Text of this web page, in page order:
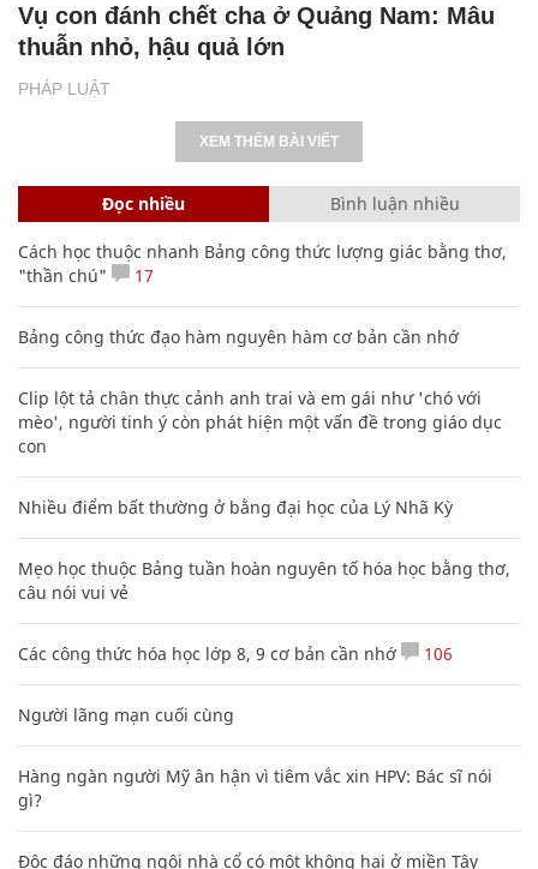
PHÁP LUẬT
Vụ con đánh chết cha ở Quảng Nam: Mâu
thuẫn nhỏ, hậu quả lớn
XEM THÊM BÀI VIẾT
Đọc nhiều Bình luận nhiều
Cách học thuộc nhanh Bảng công thức lượng giác bằng thơ,
"thần chú"
17
Bảng công thức đạo hàm nguyên hàm cơ bản cần nhớ
Clip lột tả chân thực cảnh anh trai và em gái như 'chó với
mèo', người tinh ý còn phát hiện một vấn đề trong giáo dục
con
Nhiều điểm bất thường ở bằng đại học của Lý Nhã Kỳ
Mẹo học thuộc Bảng tuần hoàn nguyên tố hóa học bằng thơ,
câu nói vui vẻ
Các công thức hóa học lớp 8, 9 cơ bản cần nhớ 106
Người lãng mạn cuối cùng
Hàng ngàn người Mỹ ân hận vì tiêm vắc xin HPV: Bác sĩ nói
gì?
Độc đáo những ngôi nhà cổ có một không hai ở miền Tây